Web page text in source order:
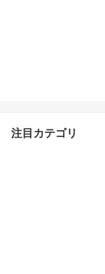
注目カテゴリ